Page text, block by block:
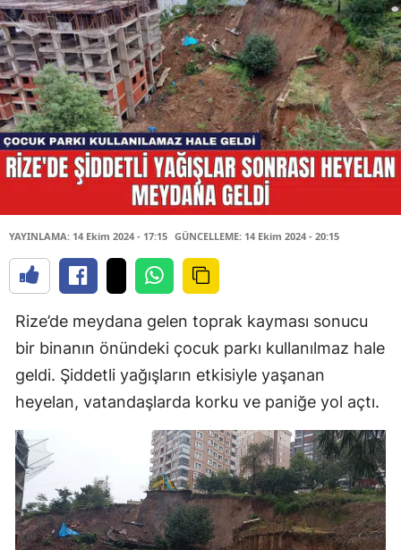
YAYINLAMA: 14 Ekim 2024 - 17:15 GÜNCELLEME: 14 Ekim 2024 - 20:15
Rize’de meydana gelen toprak kayması sonucu
bir binanın önündeki çocuk parkı kullanılmaz hale
geldi. Şiddetli yağışların etkisiyle yaşanan
heyelan, vatandaşlarda korku ve paniğe yol açtı.